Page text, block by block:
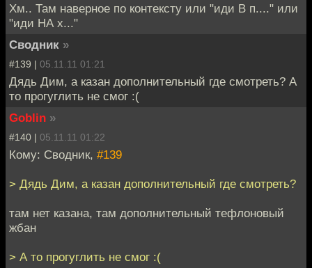
Хм.. Там наверное по контексту или "иди В п...." или
"иди НА х..."
Сводник »
#139 | 05.11.11 01:21
Дядь Дим, а казан дополнительный где смотреть? А
то прогуглить не смог :(
Goblin »
#140 | 05.11.11 01:22
Кому: Сводник, #139
> Дядь Дим, а казан дополнительный где смотреть?
там нет казана, там дополнительный тефлоновый
жбан
> А то прогуглить не смог :(